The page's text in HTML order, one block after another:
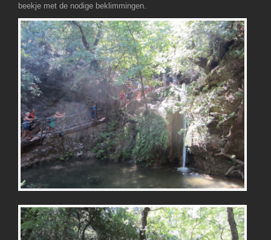
beekje met de nodige beklimmingen.